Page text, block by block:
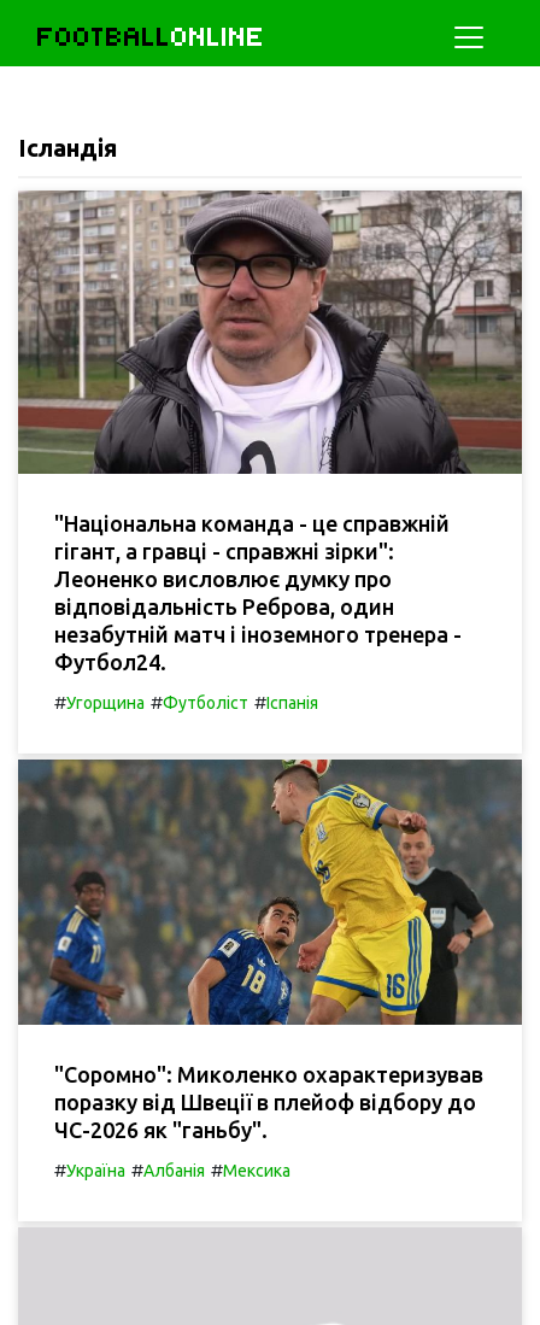
FOOTBALLONLINE
Ісландія
"Національна команда - це справжній
гігант, а гравці - справжні зірки":
Леоненко висловлює думку про
відповідальність Реброва, один
незабутній матч і іноземного тренера -
Футбол24.
#Угорщина #Футболіст #Іспанія
"Соромно": Миколенко охарактеризував
поразку від Швеції в плейоф відбору до
ЧС-2026 як "ганьбу".
#Україна #Албанія #Мексика